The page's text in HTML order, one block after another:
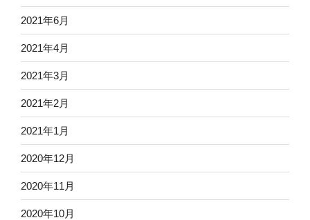
2021年6月
2021年4月
2021年3月
2021年2月
2021年1月
2020年12月
2020年11月
2020年10月